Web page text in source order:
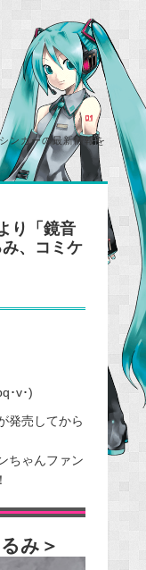
ンガーの最新情報を
り「鏡音
、コミケ
･v･)
発売してから
ちゃんファン
み＞